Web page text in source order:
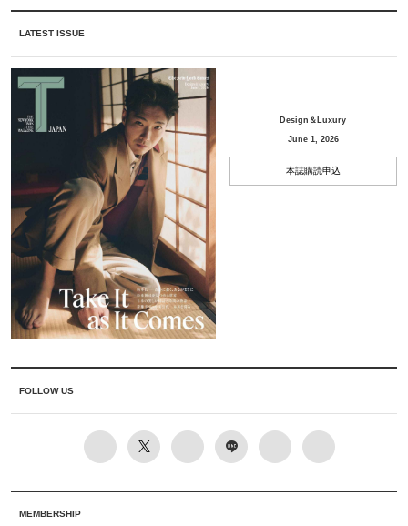
LATEST ISSUE
Design＆Luxury
June 1, 2026
本誌購読申込
FOLLOW US
MEMBERSHIP